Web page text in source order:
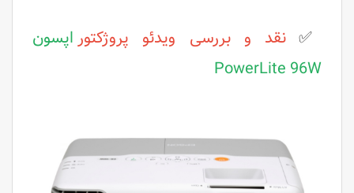
✅نقد و بررسی ویدئو پروژکتوراپسون
PowerLite 96W